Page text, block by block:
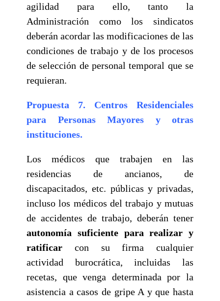
agilidad para ello, tanto la
Administración como los sindicatos
deberán acordar las modificaciones de las
condiciones de trabajo y de los procesos
de selección de personal temporal que se
requieran.
Propuesta 7. Centros Residenciales
para Personas Mayores y otras
instituciones.
Los médicos que trabajen en las
residencias de ancianos, de
discapacitados, etc. públicas y privadas,
incluso los médicos del trabajo y mutuas
de accidentes de trabajo, deberán tener
autonomía suficiente para realizar y
ratificar con su firma cualquier
actividad burocrática, incluidas las
recetas, que venga determinada por la
asistencia a casos de gripe A y que hasta